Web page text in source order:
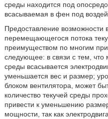
среды находится под
всасываемая в фен под
Предоставление возможности
перемещающегося потока
преимуществом по многим
следующее: в связи с тем, что
среды всасывается
уменьшается вес и размер;
блоком вентилятора, может
количество текучей среды
привести к уменьшению
мощности, так как